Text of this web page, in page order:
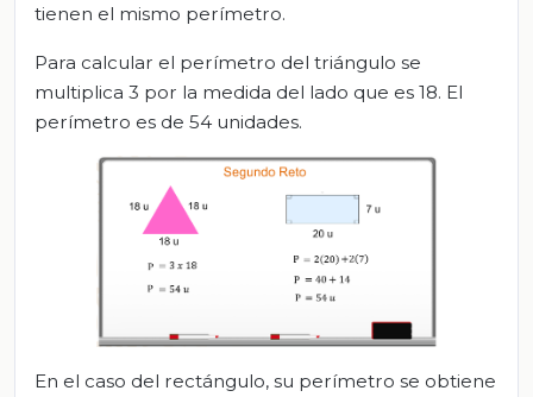
tienen el mismo perímetro.
Para calcular el perímetro del triángulo se
multiplica 3 por la medida del lado que es 18. El
perímetro es de 54 unidades.
En el caso del rectángulo, su perímetro se obtiene